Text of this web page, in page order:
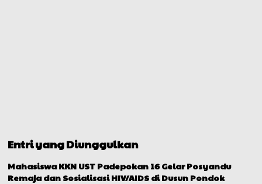
Entri yang Diunggulkan
Mahasiswa KKN UST Padepokan 16 Gelar Posyandu
Remaja dan Sosialisasi HIV/AIDS di Dusun Pondok